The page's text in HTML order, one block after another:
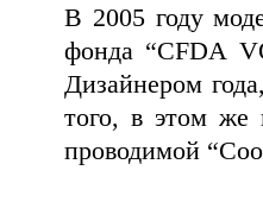
В 2005 году
фонда “CFDA
Дизайнером
того, в этом же
проводимой